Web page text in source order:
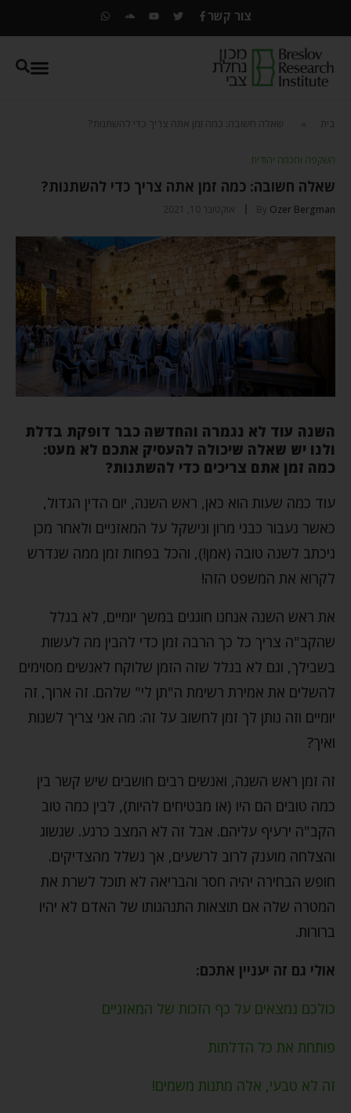
צור קשר
בית שאלה חשובה: כמה זמן אתה צריך כדי להשתנות?
השקפה וחכמה יהודית
שאלה חשובה: כמה זמן אתה צריך כדי להשתנות?
By Ozer Bergman אוקטובר 10, 2021
השנה עוד לא נגמרה והחדשה כבר דופקת בדלת
ולנו יש שאלה שיכולה להעסיק אתכם לא מעט:
כמה זמן אתם צריכים כדי להשתנות?
עוד כמה שעות הוא כאן, ראש השנה, יום הדין הגדול,
כאשר נעבור כבני מרון ונישקל על המאזניים ולאחר מכן
ניכתב לשנה טובה (אמן!), והכל בפחות זמן ממה שנדרש
לקרוא את המשפט הזה!
את ראש השנה אנחנו חוגגים במשך יומיים, לא בגלל
שהקב"ה צריך כל כך הרבה זמן כדי להבין מה לעשות
בשבילך, וגם לא בגלל שזה הזמן שלוקח לאנשים מסוימים
להשלים את אמירת רשימת ה"תן לי" שלהם. זה ארוך, זה
יומיים וזה נותן לך זמן לחשוב על זה: מה אני צריך לשנות
ואיך?
זה זמן ראש השנה, ואנשים רבים חושבים שיש קשר בין
כמה טובים הם היו (או מבטיחים להיות), לבין כמה טוב
הקב"ה ירעיף עליהם. אבל זה לא המצב כרגע. שגשוג
והצלחה מוענק לרוב לרשעים, אך נשלל מהצדיקים.
חופש הבחירה יהיה חסר והבריאה לא תוכל לשרת את
המטרה שלה אם תוצאות התנהגותו של האדם לא יהיו
ברורות.
אולי גם זה יעניין אתכם:
כולכם נמצאים על כף הזכות של המאזניים
פותחת את כל הדלתות
זה לא טבעי, אלה מתנות משמים!